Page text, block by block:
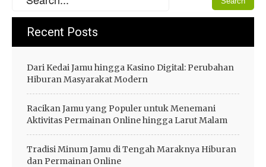
Recent Posts
Dari Kedai Jamu hingga Kasino Digital: Perubahan
Hiburan Masyarakat Modern
Racikan Jamu yang Populer untuk Menemani
Aktivitas Permainan Online hingga Larut Malam
Tradisi Minum Jamu di Tengah Maraknya Hiburan
dan Permainan Online